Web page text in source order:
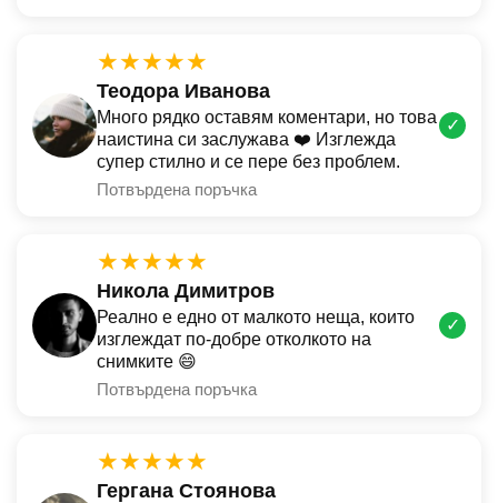
★★★★★
Теодора Иванова
Много рядко оставям коментари, но това
наистина си заслужава ❤️ Изглежда
супер стилно и се пере без проблем.
Потвърдена поръчка
✓
★★★★★
Никола Димитров
Реално е едно от малкото неща, които
изглеждат по-добре отколкото на
снимките 😄
Потвърдена поръчка
✓
★★★★★
Гергана Стоянова